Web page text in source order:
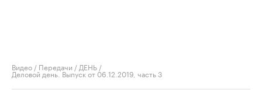
Видео / Передачи / ДЕНЬ /
Деловой день. Выпуск от 06.12.2019, часть 3